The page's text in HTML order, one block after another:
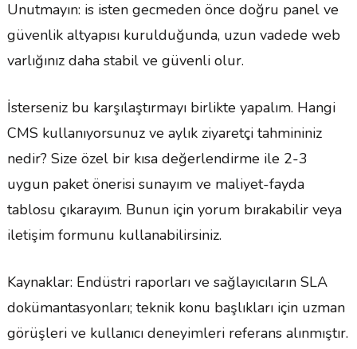
Unutmayın: is isten gecmeden önce doğru panel ve
güvenlik altyapısı kurulduğunda, uzun vadede web
varlığınız daha stabil ve güvenli olur.
İsterseniz bu karşılaştırmayı birlikte yapalım. Hangi
CMS kullanıyorsunuz ve aylık ziyaretçi tahmininiz
nedir? Size özel bir kısa değerlendirme ile 2-3
uygun paket önerisi sunayım ve maliyet-fayda
tablosu çıkarayım. Bunun için yorum bırakabilir veya
iletişim formunu kullanabilirsiniz.
Kaynaklar: Endüstri raporları ve sağlayıcıların SLA
dokümantasyonları; teknik konu başlıkları için uzman
görüşleri ve kullanıcı deneyimleri referans alınmıştır.